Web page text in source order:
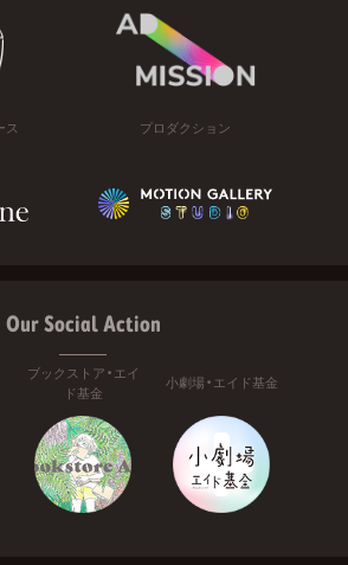
ス プロダクション
Our Social Action
ブックストア・エイ
ド基金
小劇場・エイド基金